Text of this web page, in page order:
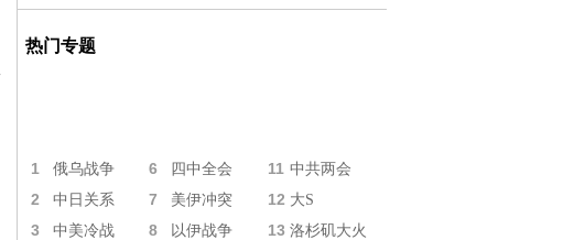
热门专题
1 俄乌战争 6 四中全会 11 中共两会
2 中日关系 7 美伊冲突 12 大S
3 中美冷战 8 以伊战争 13 洛杉矶大火